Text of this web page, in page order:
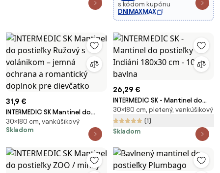
s kódom kupónu
DNIMAXMAX
31,9 €
INTERMEDIC SK Mantinel do
postieľky Ružový s volánikom –
jemná ochrana a romantický
30×180 cm, vankúšikový
Skladom
26,29 €
INTERMEDIC SK - Mantinel do
postieľky Indiáni 180x30 cm -
100% bavlna
30×180 cm, pletený, vankúšikový
(1)
Skladom